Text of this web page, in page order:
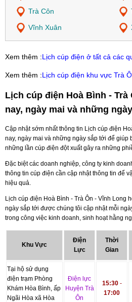
Trà Côn
Vĩnh Xuân
Xem thêm :Lịch cúp điện ở tất cả các
Xem thêm :Lịch cúp điện khu vực Trà
Lịch cúp điện Hoà Bình - Trà
nay, ngày mai và những
Cập nhật sớm nhất thông tin Lịch cúp điện
nay, ngày mai và những ngày sắp tới để giúp
những lần cúp điện đột xuất gây ra những
Đặc biệt các doanh nghiệp, công ty kinh
thông tin cúp điện cần cập nhật thông tin để
hiệu quả.
Lịch cúp điện Hoà Bình - Trà Ôn - Vĩnh Long
ngày sắp tới được chúng tôi cập nhật mỗi
trong công việc kinh doanh, sinh hoạt hằng
Khu Vực
Điện
Lực
Thời
Gian
Tại hộ sử dụng
điện trạm Phòng
Khám Hòa Bình, ấp
Ngãi Hòa xã Hòa
Điện lực
Huyện Trà
Ôn
15:30-
17:00